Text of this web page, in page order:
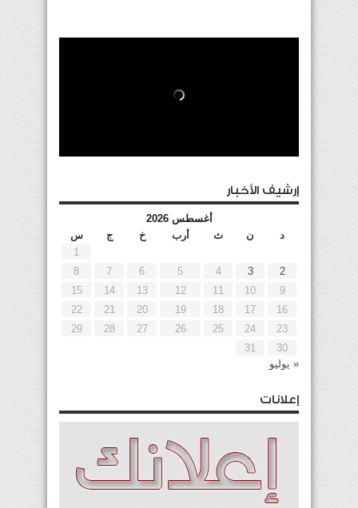
إرشيف الأخبار
أغسطس 2026
د
ن ث أرب خ ج
س
1
2
3
4
5
6
7
8
9
10
11
12
13
14
15
16
17
18
19
20
21
22
23
24
25
26
27
28
29
30
31
« يوليو
إعلانات